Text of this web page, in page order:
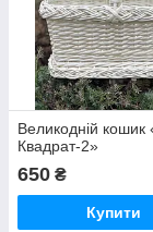
Великодній кошик
Квадрат-2»
650 ₴
Купити